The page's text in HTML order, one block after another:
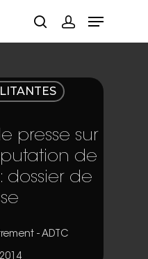
to close
presse sur
de
dossier de
- ADTC